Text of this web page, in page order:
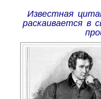
Известная
раскаивается в